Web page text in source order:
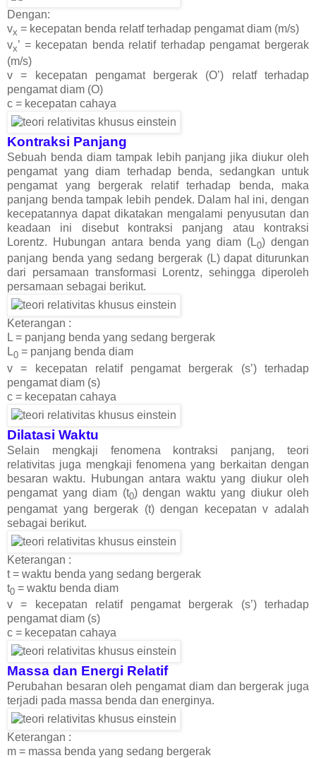
Dengan:
vx = kecepatan benda relatf terhadap pengamat diam (m/s)
vx’ = kecepatan benda relatif terhadap pengamat bergerak
(m/s)
v = kecepatan pengamat bergerak (O’) relatf terhadap
pengamat diam (O)
c = kecepatan cahaya
Kontraksi Panjang
Sebuah benda diam tampak lebih panjang jika diukur oleh
pengamat yang diam terhadap benda, sedangkan untuk
pengamat yang bergerak relatif terhadap benda, maka
panjang benda tampak lebih pendek. Dalam hal ini, dengan
kecepatannya dapat dikatakan mengalami penyusutan dan
keadaan ini disebut kontraksi panjang atau kontraksi
Lorentz. Hubungan antara benda yang diam (L0) dengan
panjang benda yang sedang bergerak (L) dapat diturunkan
dari persamaan transformasi Lorentz, sehingga diperoleh
persamaan sebagai berikut.
Keterangan :
L = panjang benda yang sedang bergerak
L0 = panjang benda diam
v = kecepatan relatif pengamat bergerak (s’) terhadap
pengamat diam (s)
c = kecepatan cahaya
Dilatasi Waktu
Selain mengkaji fenomena kontraksi panjang, teori
relativitas juga mengkaji fenomena yang berkaitan dengan
besaran waktu. Hubungan antara waktu yang diukur oleh
pengamat yang diam (t0) dengan waktu yang diukur oleh
pengamat yang bergerak (t) dengan kecepatan v adalah
sebagai berikut.
Keterangan :
t = waktu benda yang sedang bergerak
t0 = waktu benda diam
v = kecepatan relatif pengamat bergerak (s’) terhadap
pengamat diam (s)
c = kecepatan cahaya
Massa dan Energi Relatif
Perubahan besaran oleh pengamat diam dan bergerak juga
terjadi pada massa benda dan energinya.
Keterangan :
m = massa benda yang sedang bergerak